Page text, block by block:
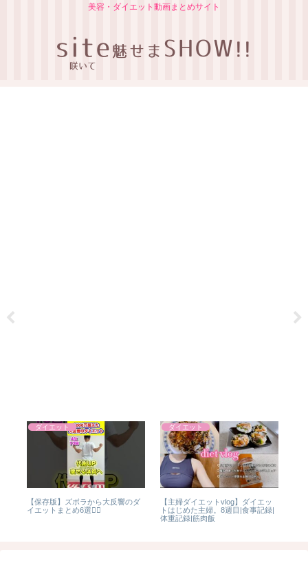
美容・ダイエット動画まとめサイト
ダイエット
【保存版】ズボラから大反響のダ
イエットまとめ6選❤️‍🔥
ダイエット
【主婦ダイエットvlog】ダイエッ
トはじめた主婦。8週目|食事記録|
体重記録|筋肉飯